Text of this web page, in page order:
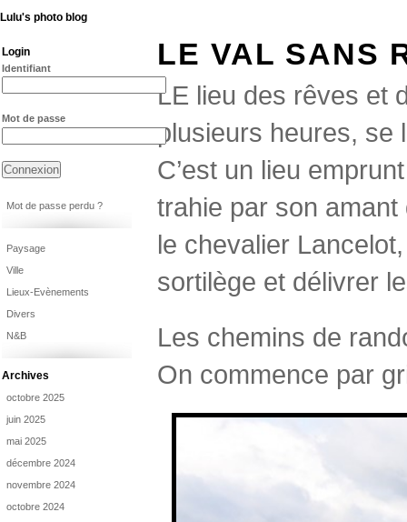
Lulu's photo blog
LE VAL SANS
LE lieu des rêves et
plusieurs heures,
C’est un lieu
trahie par son
le chevalier
sortilège et délivrer
Les chemins de
On commence par
Login
Identifiant
Mot de passe
Mot de passe perdu ?
Paysage
Ville
Lieux-Evènements
Divers
N&B
Archives
octobre 2025
juin 2025
mai 2025
décembre 2024
novembre 2024
octobre 2024